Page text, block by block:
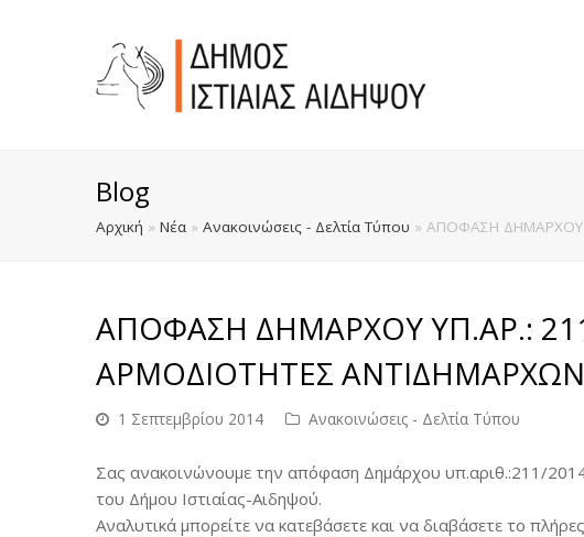
Blog
Αρχική » Νέα » Ανακοινώσεις - Δελτία Τύπου » ΑΠΟΦΑΣΗ ΔΗΜΑΡΧΟΥ
ΑΠΟΦΑΣΗ ΔΗΜΑΡΧΟΥ ΥΠ.ΑΡ.:
ΑΡΜΟΔΙΟΤΗΤΕΣ ΑΝΤΙΔΗΜΑΡΧΩΝ
1 Σεπτεμβρίου 2014 Ανακοινώσεις - Δελτία Τύπου
Σας ανακοινώνουμε την απόφαση Δημάρχου υπ.αριθ.:211/
του Δήμου Ιστιαίας-Αιδηψού.
Αναλυτικά μπορείτε να κατεβάσετε και να διαβάσετε το